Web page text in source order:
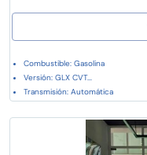
Combustible: Gasolina
Versión: GLX CVT...
Transmisión: Automática